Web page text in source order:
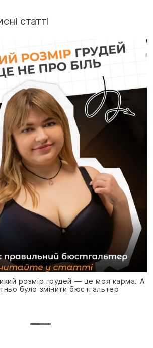
статті
розмір грудей — це моя карма. А
було змінити бюстгальтер